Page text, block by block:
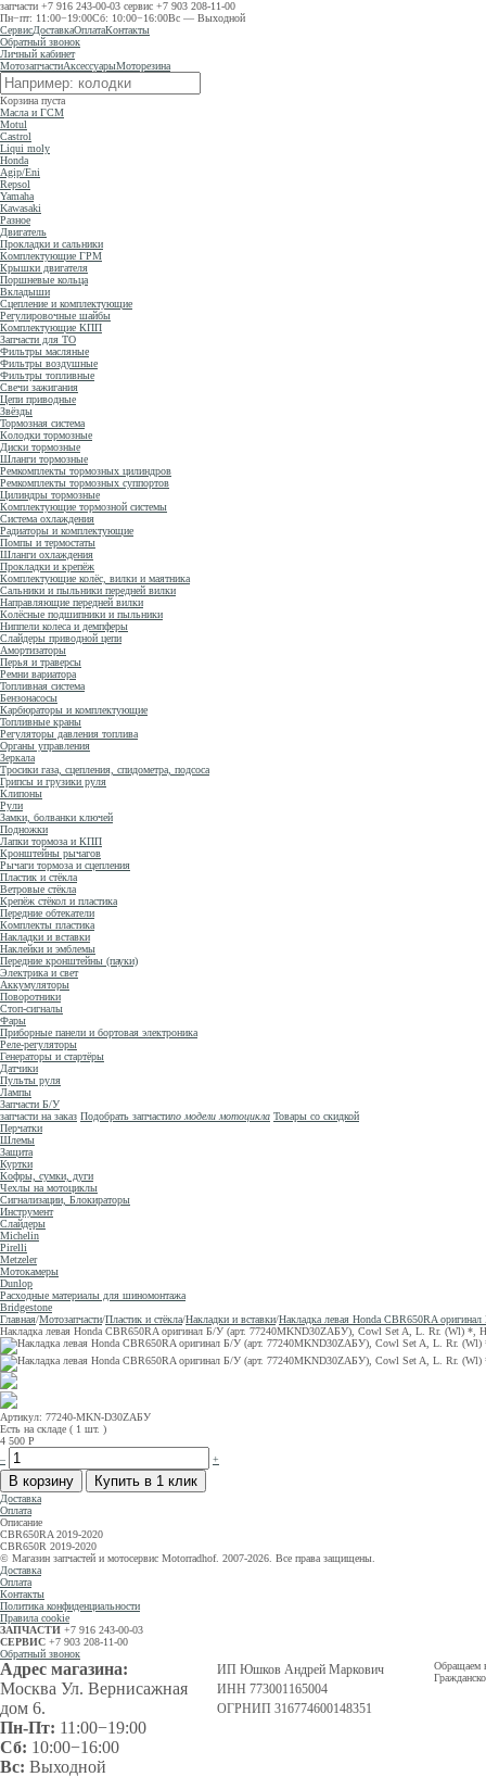
запчасти +7 916 243-00-03 сервис +7 903 208-11-00
Пн−пт: 11:00−19:00Сб: 10:00−16:00Вс — Выходной
СервисДоставкаОплатаКонтакты
Обратный звонок
Личный кабинет
МотозапчастиАксессуарыМоторезина
Корзина пуста
Масла и ГСМ
Motul
Castrol
Liqui moly
Honda
Agip/Eni
Repsol
Yamaha
Kawasaki
Разное
Двигатель
Прокладки и сальники
Комплектующие ГРМ
Крышки двигателя
Поршневые кольца
Вкладыши
Сцепление и комплектующие
Регулировочные шайбы
Комплектующие КПП
Запчасти для ТО
Фильтры масляные
Фильтры воздушные
Фильтры топливные
Свечи зажигания
Цепи приводные
Звёзды
Тормозная система
Колодки тормозные
Диски тормозные
Шланги тормозные
Ремкомплекты тормозных цилиндров
Ремкомплекты тормозных суппортов
Цилиндры тормозные
Комплектующие тормозной системы
Система охлаждения
Радиаторы и комплектующие
Помпы и термостаты
Шланги охлаждения
Прокладки и крепёж
Комплектующие колёс, вилки и маятника
Сальники и пыльники передней вилки
Направляющие передней вилки
Колёсные подшипники и пыльники
Ниппели колеса и демпферы
Слайдеры приводной цепи
Амортизаторы
Перья и траверсы
Ремни вариатора
Топливная система
Бензонасосы
Карбюраторы и комплектующие
Топливные краны
Регуляторы давления топлива
Органы управления
Зеркала
Тросики газа, сцепления, спидометра, подсоса
Грипсы и грузики руля
Клипоны
Рули
Замки, болванки ключей
Подножки
Лапки тормоза и КПП
Кронштейны рычагов
Рычаги тормоза и сцепления
Пластик и стёкла
Ветровые стёкла
Крепёж стёкол и пластика
Передние обтекатели
Комплекты пластика
Накладки и вставки
Наклейки и эмблемы
Передние кронштейны (пауки)
Электрика и свет
Аккумуляторы
Поворотники
Стоп-сигналы
Фары
Приборные панели и бортовая электроника
Реле-регуляторы
Генераторы и стартёры
Датчики
Пульты руля
Лампы
Запчасти Б/У
запчасти на заказ Подобрать запчастипо модели мотоцикла Товары со скидкой
Перчатки
Шлемы
Защита
Куртки
Кофры, сумки, дуги
Чехлы на мотоциклы
Сигнализации, Блокираторы
Инструмент
Слайдеры
Michelin
Pirelli
Metzeler
Мотокамеры
Dunlop
Расходные материалы для шиномонтажа
Bridgestone
Главная/Мотозапчасти/Пластик и стёкла/Накладки и вставки/Накладка левая Honda CBR650RA
Накладка левая Honda CBR650RA оригинал Б/У (арт. 77240MKND30ZAБУ), Cowl Set A, L. Rr. (Wl) *,
Артикул: 77240-MKN-D30ZAБУ
Есть на складе ( 1 шт. )
4 500 Р
–
+
Доставка
Оплата
Описание
CBR650RA 2019-2020
CBR650R 2019-2020
© Магазин запчастей и мотосервис Motorradhof. 2007-2026. Все права защищены.
Доставка
Оплата
Контакты
Политика конфиденциальности
Правила cookie
ЗАПЧАСТИ +7 916 243-00-03
СЕРВИС +7 903 208-11-00
Обратный звонок
Адрес магазина:
Москва Ул. Вернисажная
дом 6.
Пн-Пт: 11:00−19:00
Сб: 10:00−16:00
Вс: Выходной
ИП Юшков Андрей Маркович
ИНН 773001165004
ОГРНИП 316774600148351
Обращаем